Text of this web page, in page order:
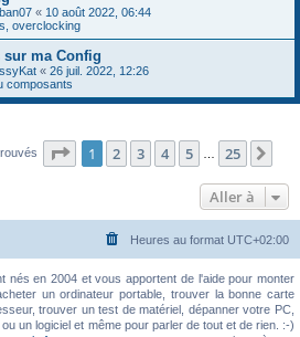
« 10 août 2022, 06:44
overclocking
ma Config
« 26 juil. 2022, 12:26
composants
Page 1sur25
1 2 3 4 5 25
Aller à
Heures au format UTC+02:00
nés en 2004 et vous apportent de l'aide pour monter
un ordinateur portable, trouver la bonne carte
trouver un test de matériel, dépanner votre PC,
un logiciel et même pour parler de tout et de rien. :-)